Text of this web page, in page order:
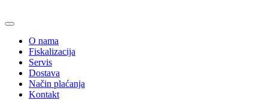
to
O nama
Fiskalizacija
Servis
Dostava
Način plaćanja
Kontakt